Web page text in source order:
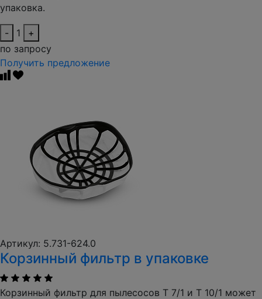
упаковка.
- 1
+
по запросу
Получить предложение
Артикул: 5.731-624.0
Корзинный фильтр в упаковке
Корзинный фильтр для пылесосов T 7/1 и T 10/1 может